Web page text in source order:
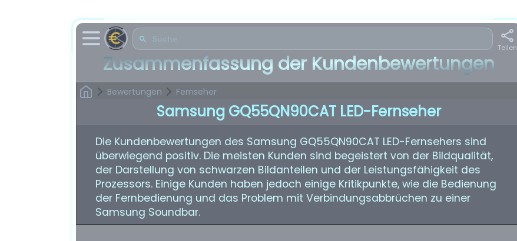
Teilen
Zusammenfassung der Kundenbewertungen
Bewertungen Fernseher
Samsung GQ55QN90CAT LED-Fernseher
Die Kundenbewertungen des Samsung GQ55QN90CAT LED-Fernsehers sind
überwiegend positiv. Die meisten Kunden sind begeistert von der Bildqualität,
der Darstellung von schwarzen Bildanteilen und der Leistungsfähigkeit des
Prozessors. Einige Kunden haben jedoch einige Kritikpunkte, wie die Bedienung
der Fernbedienung und das Problem mit Verbindungsabbrüchen zu einer
Samsung Soundbar.